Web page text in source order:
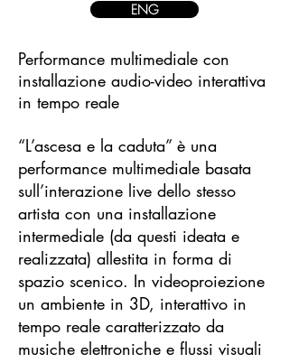
ENG
Performance multimediale con
installazione audio-video interattiva
in tempo reale
“L’ascesa e la caduta” è una
performance multimediale basata
sull’interazione live dello stesso
artista con una installazione
intermediale (da questi ideata e
realizzata) allestita in forma di
spazio scenico. In videoproiezione
un ambiente in 3D, interattivo in
tempo reale caratterizzato da
musiche elettroniche e flussi visuali